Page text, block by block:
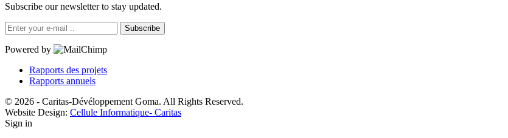
Subscribe our newsletter to stay updated.
Subscribe
Powered by
Rapports des projets
Rapports annuels
© 2026 - Caritas-Dévéloppement Goma. All Rights Reserved.
Website Design: Cellule Informatique- Caritas
Sign in